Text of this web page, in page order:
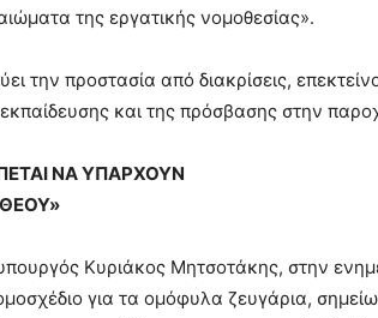
της εργατικής νομοθεσίας».
την προστασία από διακρίσεις,
και της πρόσβασης στην
ΝΑ ΥΠΑΡΧΟΥΝ
Κυριάκος Μητσοτάκης, στην
για τα ομόφυλα ζευγάρια,